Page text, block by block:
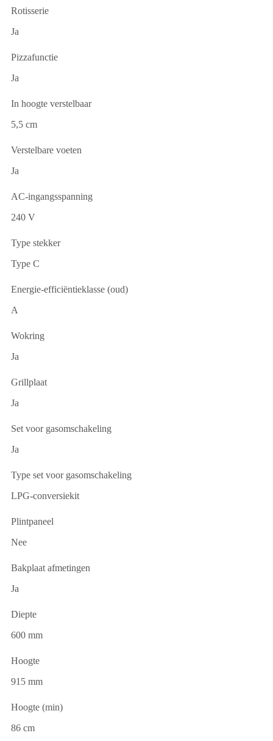
Rotisserie
Ja
Pizzafunctie
Ja
In hoogte verstelbaar
5,5 cm
Verstelbare voeten
Ja
AC-ingangsspanning
240 V
Type stekker
Type C
Energie-efficiëntieklasse (oud)
A
Wokring
Ja
Grillplaat
Ja
Set voor gasomschakeling
Ja
Type set voor gasomschakeling
LPG-conversiekit
Plintpaneel
Nee
Bakplaat afmetingen
Ja
Diepte
600 mm
Hoogte
915 mm
Hoogte (min)
86 cm